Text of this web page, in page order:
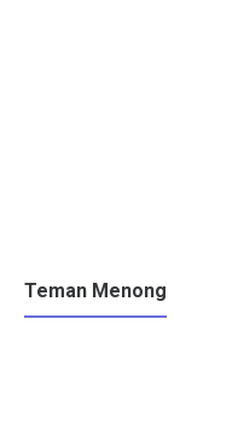
Teman Menong